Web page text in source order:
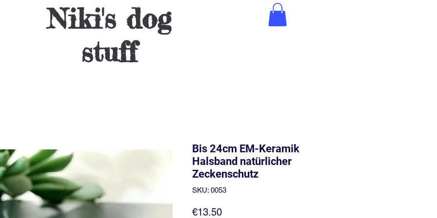
Niki's dog
stuff
Bis 24cm EM-Keramik
Halsband natürlicher
Zeckenschutz
SKU: 0053
€13.50Price